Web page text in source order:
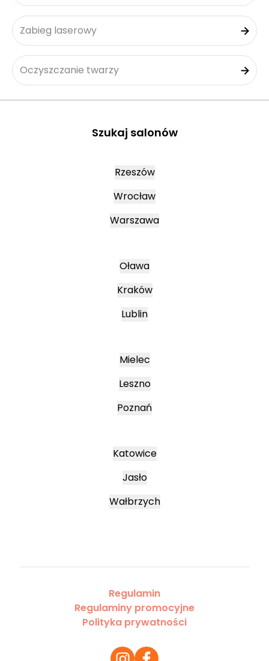
Zabieg laserowy
Oczyszczanie twarzy
Szukaj salonów
Rzeszów
Wrocław
Warszawa
Oława
Kraków
Lublin
Mielec
Leszno
Poznań
Katowice
Jasło
Wałbrzych
Regulamin
Regulaminy promocyjne
Polityka prywatności